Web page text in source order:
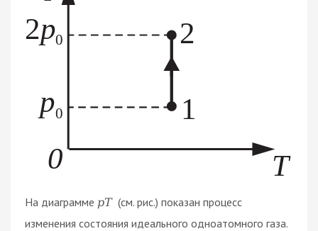
На диаграмме pT (см. рис.) показан процесс
изменения состояния идеального одноатомного газа.